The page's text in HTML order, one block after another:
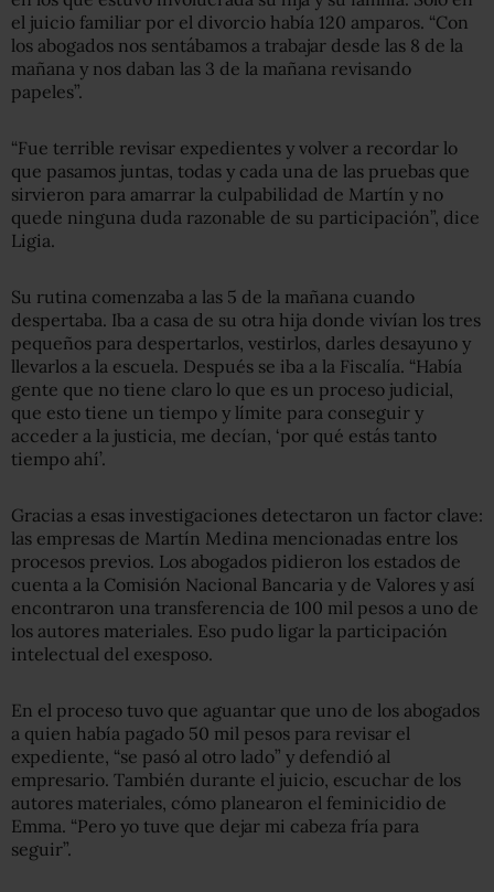
el juicio familiar por el divorcio había 120 amparos. “Con
los abogados nos sentábamos a trabajar desde las 8 de la
mañana y nos daban las 3 de la mañana revisando
papeles”.
“Fue terrible revisar expedientes y volver a recordar lo
que pasamos juntas, todas y cada una de las pruebas que
sirvieron para amarrar la culpabilidad de Martín y no
quede ninguna duda razonable de su participación”, dice
Ligia.
Su rutina comenzaba a las 5 de la mañana cuando
despertaba. Iba a casa de su otra hija donde vivían los tres
pequeños para despertarlos, vestirlos, darles desayuno y
llevarlos a la escuela. Después se iba a la Fiscalía. “Había
gente que no tiene claro lo que es un proceso judicial,
que esto tiene un tiempo y límite para conseguir y
acceder a la justicia, me decían, ‘por qué estás tanto
tiempo ahí’.
Gracias a esas investigaciones detectaron un factor clave:
las empresas de Martín Medina mencionadas entre los
procesos previos. Los abogados pidieron los estados de
cuenta a la Comisión Nacional Bancaria y de Valores y así
encontraron una transferencia de 100 mil pesos a uno de
los autores materiales. Eso pudo ligar la participación
intelectual del exesposo.
En el proceso tuvo que aguantar que uno de los abogados
a quien había pagado 50 mil pesos para revisar el
expediente, “se pasó al otro lado” y defendió al
empresario. También durante el juicio, escuchar de los
autores materiales, cómo planearon el feminicidio de
Emma. “Pero yo tuve que dejar mi cabeza fría para
seguir”.